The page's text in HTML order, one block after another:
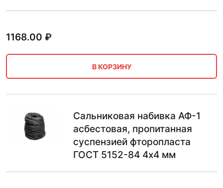
1168.00 ₽
В КОРЗИНУ
Сальниковая набивка АФ-1
асбестовая, пропитанная
суспензией фторопласта
ГОСТ 5152-84 4х4 мм